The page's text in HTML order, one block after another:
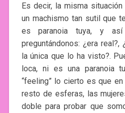
Es decir, la misma
un machismo tan sutil que
es paranoia tuya, y así
preguntándonos: ¿era real?,
la única que lo ha visto?.
loca, ni es una paranoia
“feeling” lo cierto es que
resto de esferas, las
doble para probar que